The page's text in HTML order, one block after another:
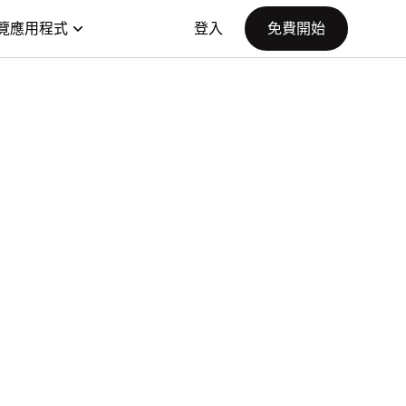
應用程式 登入 免費開始